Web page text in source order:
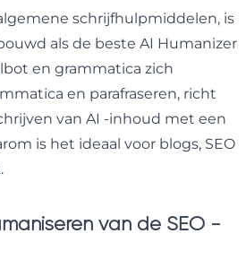
schrijfhulpmiddelen, is
als de beste AI Humanizer
en grammatica zich
en parafraseren, richt
van AI -inhoud met een
is het ideaal voor blogs, SEO
van de SEO -